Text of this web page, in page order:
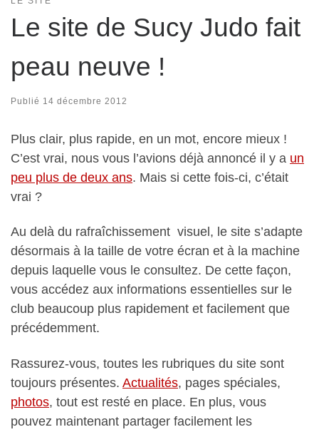
Le site de Sucy Judo fait
peau neuve !
Publié 14 décembre 2012
Plus clair, plus rapide, en un mot, encore mieux !
C’est vrai, nous vous l’avions déjà annoncé il y a un
peu plus de deux ans. Mais si cette fois-ci, c’était
vrai ?
Au delà du rafraîchissement visuel, le site s’adapte
désormais à la taille de votre écran et à la machine
depuis laquelle vous le consultez. De cette façon,
vous accédez aux informations essentielles sur le
club beaucoup plus rapidement et facilement que
précédemment.
Rassurez-vous, toutes les rubriques du site sont
toujours présentes. Actualités, pages spéciales,
photos, tout est resté en place. En plus, vous
pouvez maintenant partager facilement les